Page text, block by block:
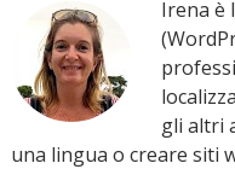
Irena è
gli altri
una lingua o creare siti